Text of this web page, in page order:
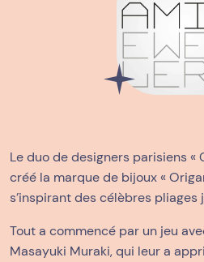
Le duo de designers parisiens «
créé la marque de bijoux «
s’inspirant des célèbres pliages
Tout a commencé par un jeu
Masayuki Muraki, qui leur a